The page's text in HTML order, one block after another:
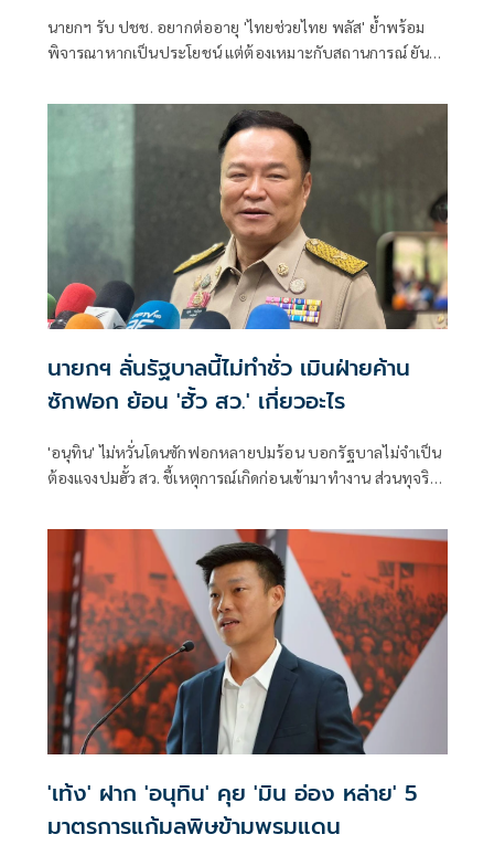
นายกฯ รับ ปชช. อยากต่ออายุ 'ไทยช่วยไทย พลัส' ย้ำพร้อม
พิจารณาหากเป็นประโยชน์ แต่ต้องเหมาะกับสถานการณ์ ยัน
มันเย็น'
นายกฯ ลั่นรัฐบาลนี้ไม่ทำชั่ว เมินฝ่ายค้าน
ซักฟอก ย้อน 'ฮั้ว สว.' เกี่ยวอะไร
'อนุทิน' ไม่หวั่นโดนซักฟอกหลายปมร้อน บอกรัฐบาลไม่จำเป็น
ต้องแจงปมฮั้ว สว. ชี้เหตุการณ์เกิดก่อนเข้ามาทำงาน ส่วนทุจริต
'เท้ง' ฝาก 'อนุทิน' คุย 'มิน อ่อง หล่าย' 5
มาตรการแก้มลพิษข้ามพรมแดน